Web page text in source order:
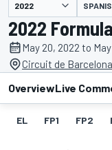
presented by
2022
May 20, 2022 to
Circuit de
OverviewLive
EL FP1 FP2